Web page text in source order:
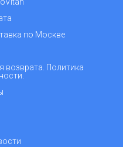
по Москве
возврата. Политика